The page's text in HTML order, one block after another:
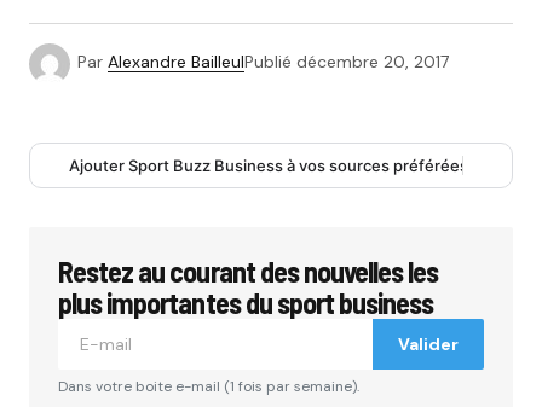
Par Alexandre BailleulPublié décembre 20, 2017
Ajouter Sport Buzz Business à vos sources préférées
Restez au courant des nouvelles les
plus importantes du sport business
Valider
Dans votre boite e-mail (1 fois par semaine).